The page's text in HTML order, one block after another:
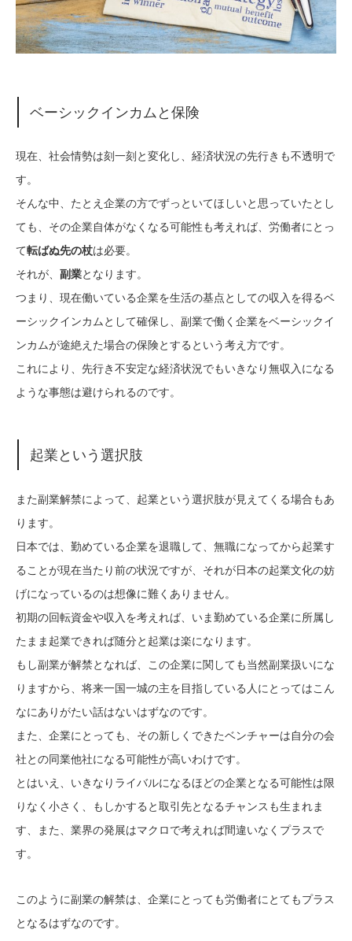
ベーシックインカムと保険
現在、社会情勢は刻一刻と変化し、経済状況の先行きも不透明で
す。
そんな中、たとえ企業の方でずっといてほしいと思っていたとし
ても、その企業自体がなくなる可能性も考えれば、労働者にとっ
て転ばぬ先の杖は必要。
それが、 副業となります。
つまり、現在働いている企業を生活の基点としての収入を得るベ
ーシックインカムとして確保し、副業で働く企業をベーシックイ
ンカムが途絶えた場合の保険とするという考え方です。
これにより、先行き不安定な経済状況でもいきなり無収入になる
ような事態は避けられるのです。
起業という選択肢
また副業解禁によって、起業という選択肢が見えてくる場合もあ
ります。
日本では、勤めている企業を退職して、無職になってから起業す
ることが現在当たり前の状況ですが、それが日本の起業文化の妨
げになっているのは想像に難くありません。
初期の回転資金や収入を考えれば、いま勤めている企業に所属し
たまま起業できれば随分と起業は楽になります。
もし副業が解禁となれば、この企業に関しても当然副業扱いにな
りますから、将来一国一城の主を目指している人にとってはこん
なにありがたい話はないはずなのです。
また、企業にとっても、その新しくできたベンチャーは自分の会
社との同業他社になる可能性が高いわけです。
とはいえ、いきなりライバルになるほどの企業となる可能性は限
りなく小さく、もしかすると取引先となるチャンスも生まれま
す、また、業界の発展はマクロで考えれば間違いなくプラスで
す。
このように副業の解禁は、企業にとっても労働者にとてもプラス
となるはずなのです。